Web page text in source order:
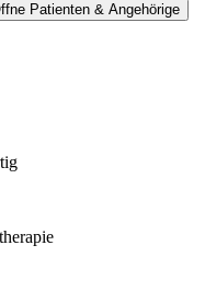
Patienten & Angehörige